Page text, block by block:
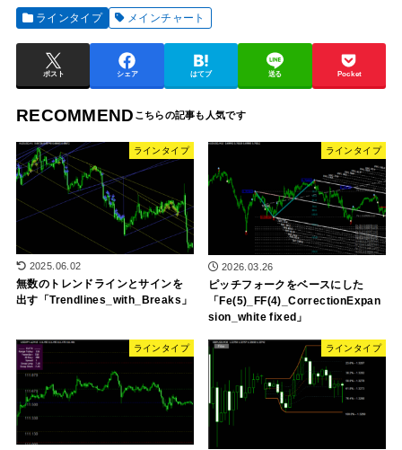
ラインタイプ メインチャート
ポスト シェア はてブ 送る Pocket
RECOMMEND
ラインタイプ
2025.06.02
無数のトレンドラインとサインを
出す「Trendlines_with_Breaks」
ラインタイプ
2026.03.26
ピッチフォークをベースにした
「Fe(5)_FF(4)_CorrectionExpan
sion_white fixed」
ラインタイプ ラインタイプ